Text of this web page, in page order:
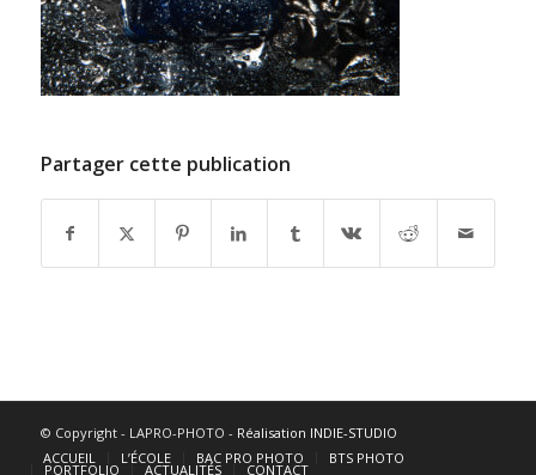
Partager cette publication
© Copyright - LAPRO-PHOTO - Réalisation INDIE-STUDIO
ACCUEIL
L’ÉCOLE BAC PRO PHOTO BTS PHOTO
PORTFOLIO ACTUALITÉS CONTACT